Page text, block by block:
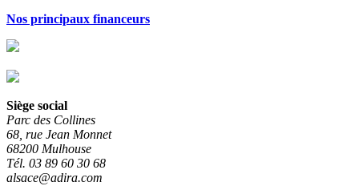
Nos principaux financeurs
Siège social
Parc des Collines
68, rue Jean Monnet
68200 Mulhouse
Tél. 03 89 60 30 68
alsace@adira.com